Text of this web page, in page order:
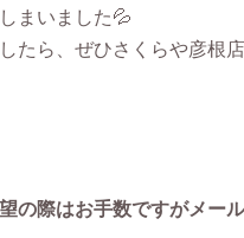
まいました💦
たら、ぜひさくらや彦根
の際はお手数ですがメー